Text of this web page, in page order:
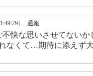
通報
不快な思いさせてない
なくて…期待に添えず